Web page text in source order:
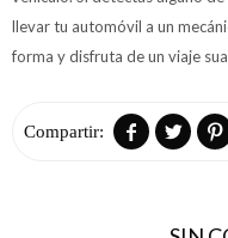
llevar tu automóvil a un
forma y disfruta de un viaje
  